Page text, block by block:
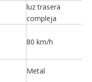
luz trasera
compleja
80 km/h
Metal